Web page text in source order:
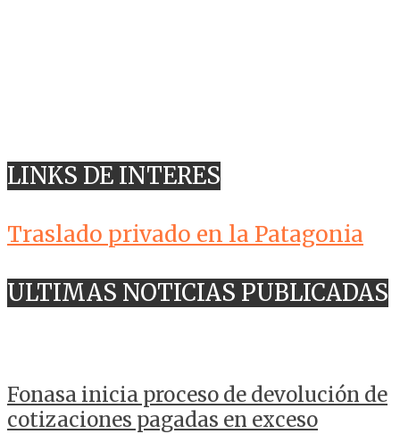
LINKS DE INTERES
Traslado privado en la Patagonia
ULTIMAS NOTICIAS PUBLICADAS
Fonasa inicia proceso de devolución de
cotizaciones pagadas en exceso